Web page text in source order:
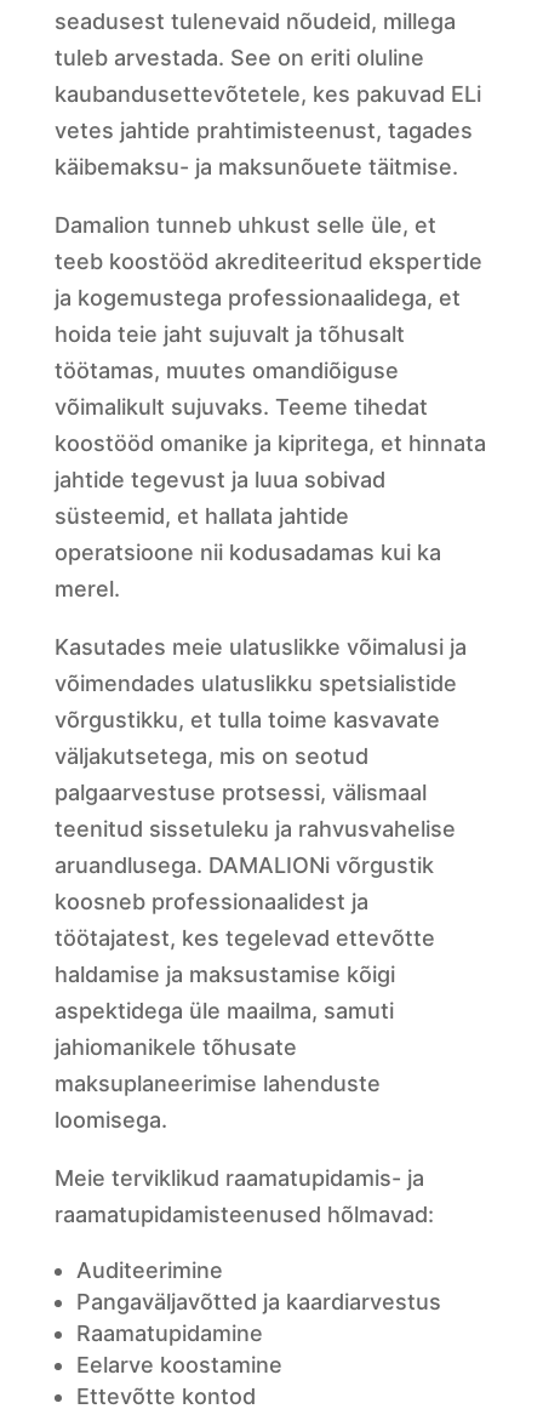
seadusest tulenevaid nõudeid, millega
tuleb arvestada. See on eriti oluline
kaubandusettevõtetele, kes pakuvad ELi
vetes jahtide prahtimisteenust, tagades
käibemaksu- ja maksunõuete täitmise.
Damalion tunneb uhkust selle üle, et
teeb koostööd akrediteeritud ekspertide
ja kogemustega professionaalidega, et
hoida teie jaht sujuvalt ja tõhusalt
töötamas, muutes omandiõiguse
võimalikult sujuvaks. Teeme tihedat
koostööd omanike ja kipritega, et hinnata
jahtide tegevust ja luua sobivad
süsteemid, et hallata jahtide
operatsioone nii kodusadamas kui ka
merel.
Kasutades meie ulatuslikke võimalusi ja
võimendades ulatuslikku spetsialistide
võrgustikku, et tulla toime kasvavate
väljakutsetega, mis on seotud
palgaarvestuse protsessi, välismaal
teenitud sissetuleku ja rahvusvahelise
aruandlusega. DAMALIONi võrgustik
koosneb professionaalidest ja
töötajatest, kes tegelevad ettevõtte
haldamise ja maksustamise kõigi
aspektidega üle maailma, samuti
jahiomanikele tõhusate
maksuplaneerimise lahenduste
loomisega.
Meie terviklikud raamatupidamis- ja
raamatupidamisteenused hõlmavad:
Auditeerimine
Pangaväljavõtted ja kaardiarvestus
Raamatupidamine
Eelarve koostamine
Ettevõtte kontod